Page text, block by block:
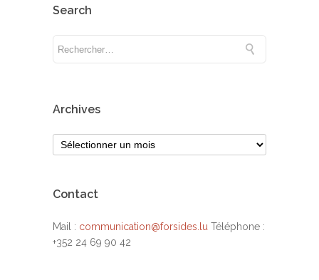
Search
Archives
Contact
Mail : communication@forsides.lu Téléphone :
+352 24 69 90 42